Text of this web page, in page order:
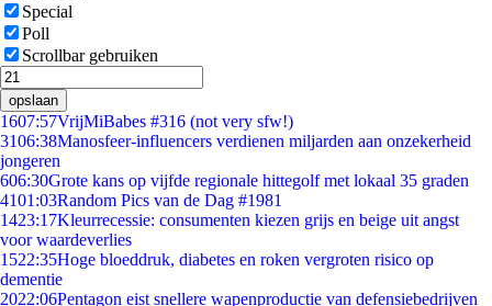
Special
Poll
Scrollbar gebruiken
opslaan
1607:57VrijMiBabes #316 (not very sfw!)
3106:38Manosfeer-influencers verdienen miljarden aan onzekerheid
jongeren
606:30Grote kans op vijfde regionale hittegolf met lokaal 35 graden
4101:03Random Pics van de Dag #1981
1423:17Kleurrecessie: consumenten kiezen grijs en beige uit angst
voor waardeverlies
1522:35Hoge bloeddruk, diabetes en roken vergroten risico op
dementie
2022:06Pentagon eist snellere wapenproductie van defensiebedrijven